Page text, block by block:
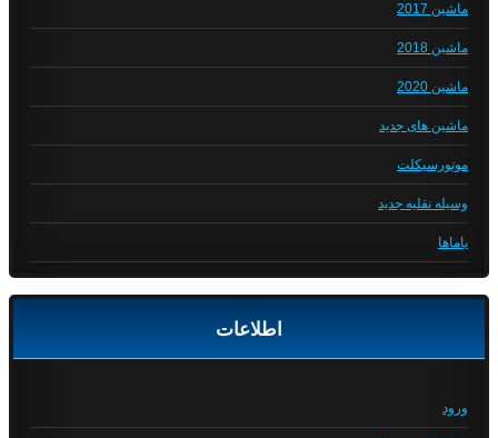
ماشین 2017
ماشین 2018
ماشین 2020
ماشین های جدید
موتورسیکلت
وسیله نقلیه جدید
یاماها
اطلاعات
ورود